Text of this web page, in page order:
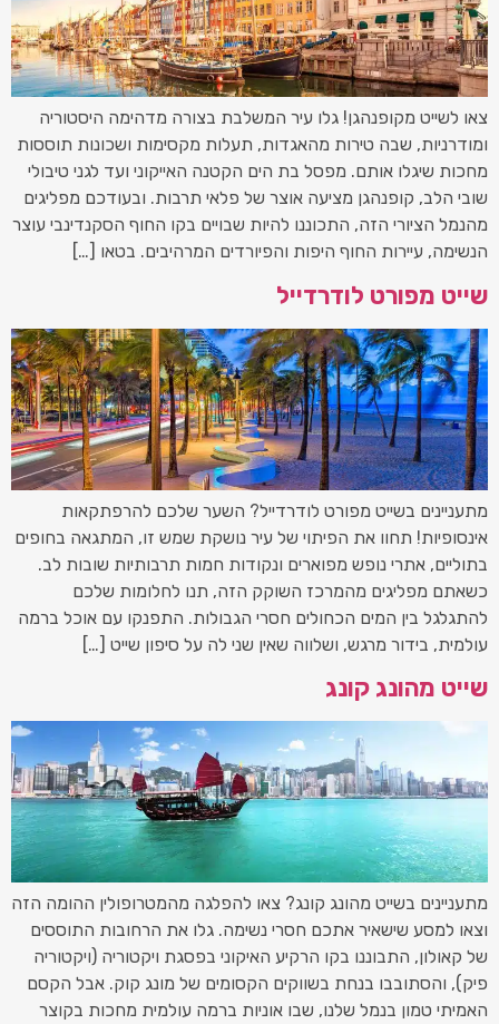
צאו לשייט מקופנהגן! גלו עיר המשלבת בצורה מדהימה היסטוריה
ומודרניות, שבה טירות מהאגדות, תעלות מקסימות ושכונות תוססות
מחכות שיגלו אותם. מפסל בת הים הקטנה האייקוני ועד לגני טיבולי
שובי הלב, קופנהגן מציעה אוצר של פלאי תרבות. ובעודכם מפליגים
מהנמל הציורי הזה, התכוננו להיות שבויים בקו החוף הסקנדינבי עוצר
הנשימה, עיירות החוף היפות והפיורדים המרהיבים. בטאו […]
שייט מפורט לודרדייל
מתעניינים בשייט מפורט לודרדייל? השער שלכם להרפתקאות
אינסופיות! תחוו את הפיתוי של עיר נושקת שמש זו, המתגאה בחופים
בתוליים, אתרי נופש מפוארים ונקודות חמות תרבותיות שובות לב.
כשאתם מפליגים מהמרכז השוקק הזה, תנו לחלומות שלכם
להתגלגל בין המים הכחולים חסרי הגבולות. התפנקו עם אוכל ברמה
עולמית, בידור מרגש, ושלווה שאין שני לה על סיפון שייט […]
שייט מהונג קונג
מתעניינים בשייט מהונג קונג? צאו להפלגה מהמטרופולין ההומה הזה
וצאו למסע שישאיר אתכם חסרי נשימה. גלו את הרחובות התוססים
של קאולון, התבוננו בקו הרקיע האיקוני בפסגת ויקטוריה (ויקטוריה
פיק), והסתובבו בנחת בשווקים הקסומים של מונג קוק. אבל הקסם
האמיתי טמון בנמל שלנו, שבו אוניות ברמה עולמית מחכות בקוצר